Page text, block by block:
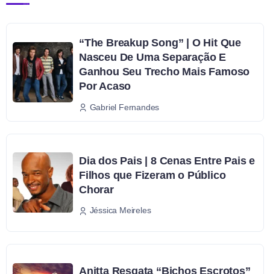
“The Breakup Song” | O Hit Que
Nasceu De Uma Separação E
Ganhou Seu Trecho Mais Famoso
Por Acaso
Gabriel Fernandes
Dia dos Pais | 8 Cenas Entre Pais e
Filhos que Fizeram o Público
Chorar
Jéssica Meireles
Anitta Resgata “Bichos Escrotos”